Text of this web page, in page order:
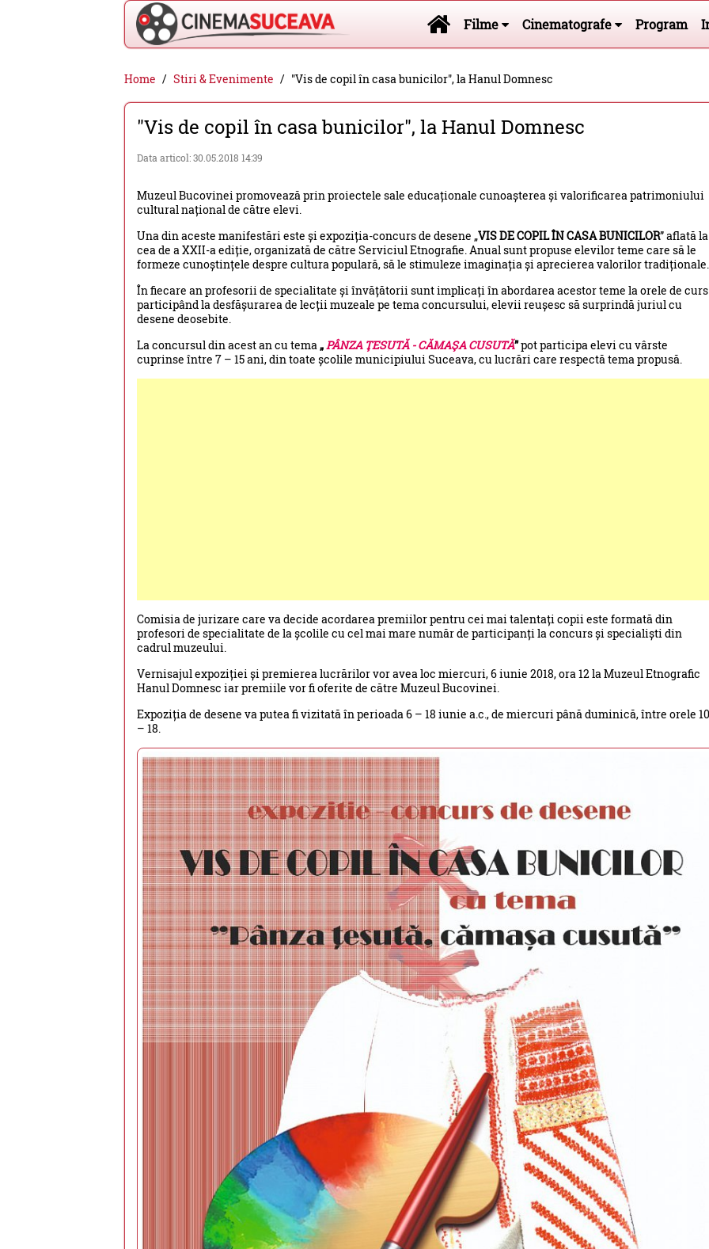
Cinema
Suceava
-
filme
stiri
si
evenimente
din
Suceava
Filme Cinematografe Program
Home Stiri & Evenimente "Vis de copil în casa bunicilor", la Hanul Domnesc
"Vis de copil în casa bunicilor", la Hanul Domnesc
Data articol: 30.05.2018 14:39
Muzeul Bucovinei promovează prin proiectele sale educaționale cunoașterea și valorificarea patrimoniului
cultural național de către elevi.
Una din aceste manifestări este și expoziția-concurs de desene „VIS DE COPIL ÎN CASA BUNICILOR” aflată la
cea de a XXII-a ediție, organizată de către Serviciul Etnografie. Anual sunt propuse elevilor teme care să le
formeze cunoștințele despre cultura populară, să le stimuleze imaginația și aprecierea valorilor tradiționale.
În fiecare an profesorii de specialitate și învățătorii sunt implicați în abordarea acestor teme la orele de curs
participând la desfășurarea de lecții muzeale pe tema concursului, elevii reușesc să surprindă juriul cu
desene deosebite.
La concursul din acest an cu tema„PÂNZA ŢESUTĂ -CĂMAŞA CUSUTĂ”pot participa elevi cu vârste
cuprinse între 7 – 15 ani, din toate școlile municipiului Suceava, cu lucrări care respectă tema propusă.
Comisia de jurizare care va decide acordarea premiilor pentru cei mai talentați copii este formată din
profesori de specialitate de la școlile cu cel mai mare număr de participanți la concurs și specialiști din
cadrul muzeului.
Vernisajul expoziției și premierea lucrărilor vor avea loc miercuri, 6 iunie 2018, ora 12 la Muzeul Etnografic
Hanul Domnesc iar premiile vor fi oferite de către Muzeul Bucovinei.
Expoziția de desene va putea fi vizitată în perioada 6 – 18 iunie a.c., de miercuri până duminică, între orele 10
– 18.